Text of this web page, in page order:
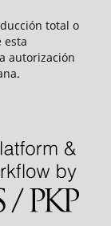
total o
esta
autorización